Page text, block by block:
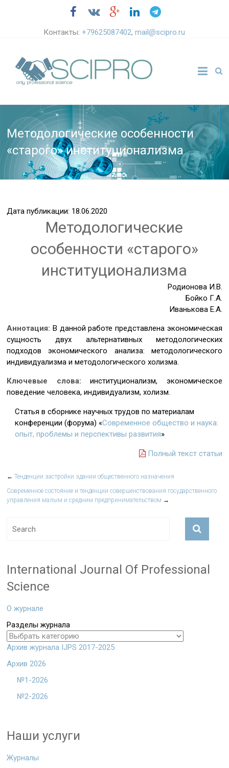
Контакты:+79625087402,mail@scipro.ru
Методологические особенности
«старого» институционализма
Дата публикации: 18.06.2020
Методологические
особенности «старого»
институционализма
Родионова И.В.
Бойко Г.А.
Иванькова Е.А.
Аннотация:В данной работе представлена экономическая
сущность двух альтернативных методологических
подходов экономического анализа: методологического
индивидуализма и методологического холизма.
Ключевые слова:институционализм, экономическое
поведение человека, индивидуализм, холизм.
Статья в сборнике научных трудов по материалам
конференции (форума) «Современное общество и наука:
опыт, проблемы и перспективы развития»
Полный текст статьи
← Тенденции застройки здании общественного назначения
Современное состояние и тенденции совершенствования государственного
управления малым и средним предпринимательством →
International Journal Of Professional
Science
О журнале
Разделы журнала
Архив журнала IJPS 2017-2025
Архив 2026
№1-2026
№2-2026
Наши услуги
Журналы